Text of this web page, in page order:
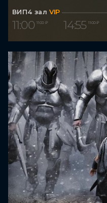
ВИП4 зал VIP
11:00 1 100 ₽ 14:55 1 100 ₽